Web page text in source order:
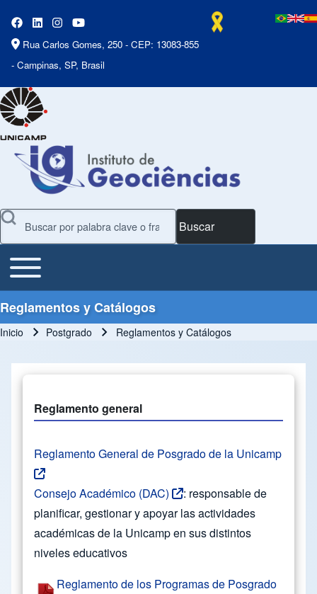
Rua Carlos Gomes, 250 - CEP: 13083-855
- Campinas, SP, Brasil
Buscar
Main Menu
Toggle main menu
Reglamentos y Catálogos
Inicio Postgrado Reglamentos y Catálogos
Reglamento general
Reglamento General de Posgrado de la Unicamp
Consejo Académico (DAC)
: responsable de
planificar, gestionar y apoyar las actividades
académicas de la Unicamp en sus distintos
niveles educativos
Reglamento de los Programas de Posgrado